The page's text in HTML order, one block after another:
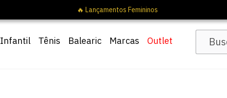
Infantil Tênis Balearic Marcas Outlet